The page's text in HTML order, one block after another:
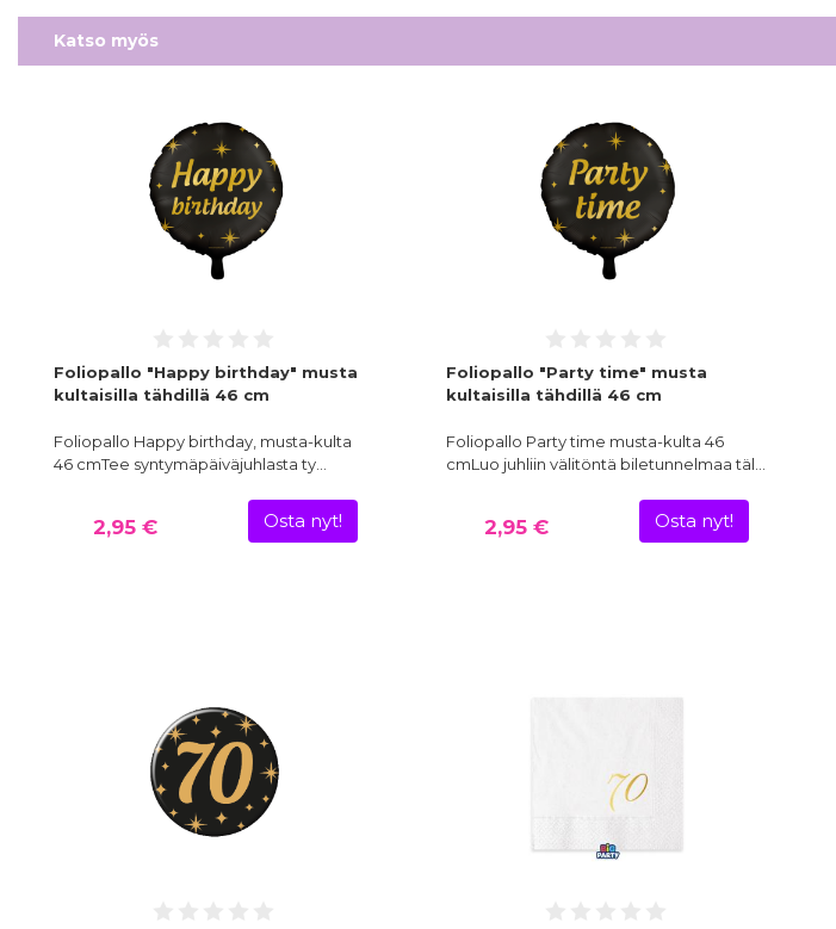
Katso myös
Foliopallo "Happy birthday" musta
kultaisilla tähdillä 46 cm
Foliopallo Happy birthday, musta-kulta
46 cmTee syntymäpäiväjuhlasta ty…
2,95 € Osta nyt!
Foliopallo "Party time" musta
kultaisilla tähdillä 46 cm
Foliopallo Party time musta-kulta 46
cmLuo juhliin välitöntä biletunnelmaa täl…
2,95 € Osta nyt!